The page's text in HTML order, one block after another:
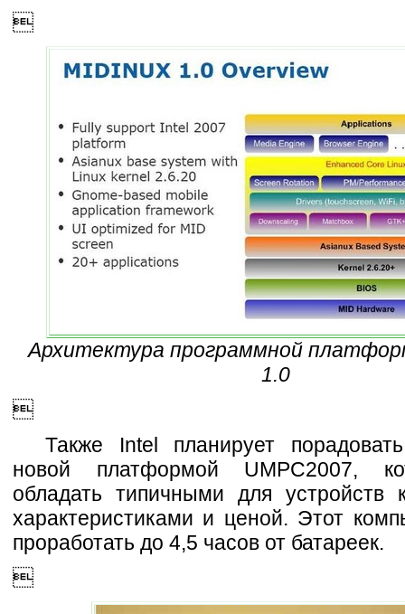

Архитектура программной
1.0

Также Intel планирует
новой платформой UMPC2007,
обладать типичными для устройств
характеристиками и ценой. Этот
проработать до 4,5 часов от батареек.
